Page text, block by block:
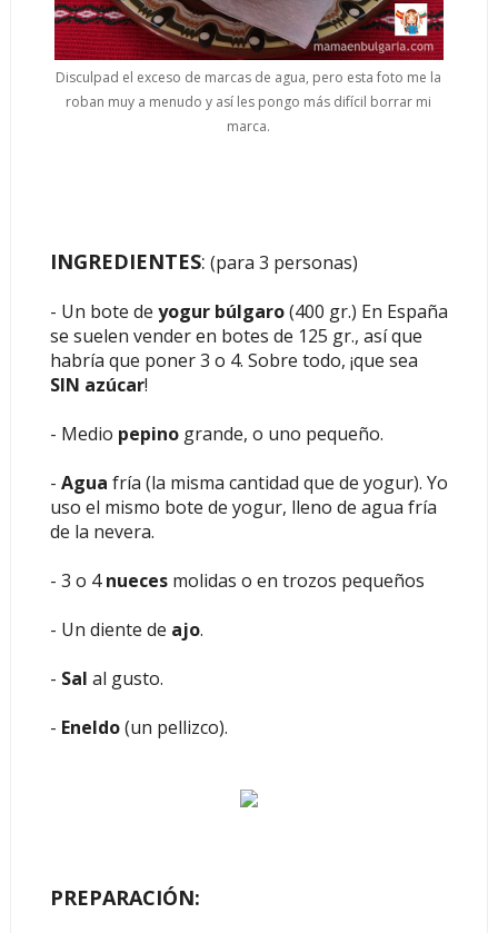
Disculpad el exceso de marcas de agua, pero esta foto me la
roban muy a menudo y así les pongo más difícil borrar mi
marca.
INGREDIENTES: (para 3 personas)
- Un bote de yogur búlgaro(400 gr.) En España
se suelen vender en botes de 125 gr., así que
habría que poner 3 o 4. Sobre todo, ¡que sea
SIN azúcar!
- Medio pepino grande, o uno pequeño.
- Agua fría (la misma cantidad que de yogur). Yo
uso el mismo bote de yogur, lleno de agua fría
de la nevera.
- 3 o 4nueces molidas o en trozos pequeños
- Un diente de ajo.
- Sal al gusto.
- Eneldo(un pellizco).
PREPARACIÓN: